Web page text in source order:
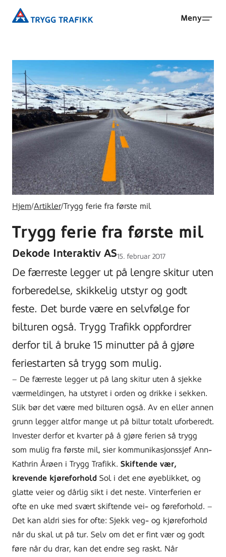
Trygg
Meny
Hjem/Artikler/Trygg ferie fra første mil
Trygg ferie fra første mil
Dekode Interaktiv ASLagt
på
15. februar 2017
De færreste legger ut på lengre skitur uten
forberedelse, skikkelig utstyr og godt
feste. Det burde være en selvfølge for
bilturen også. Trygg Trafikk oppfordrer
derfor til å bruke 15 minutter på å gjøre
feriestarten så trygg som mulig.
– De færreste legger ut på lang skitur uten å sjekke
værmeldingen, ha utstyret i orden og drikke i sekken.
Slik bør det være med bilturen også. Av en eller annen
grunn legger altfor mange ut på biltur totalt uforberedt.
Invester derfor et kvarter på å gjøre ferien så trygg
som mulig fra første mil, sier kommunikasjonssjef Ann-
Kathrin Årøen i Trygg Trafikk. Skiftende vær,
krevende kjøreforhold Sol i det ene øyeblikket, og
glatte veier og dårlig sikt i det neste. Vinterferien er
ofte en uke med svært skiftende vei- og føreforhold. –
Det kan aldri sies for ofte: Sjekk veg- og kjøreforhold
når du skal ut på tur. Selv om det er fint vær og godt
føre når du drar, kan det endre seg raskt. Når